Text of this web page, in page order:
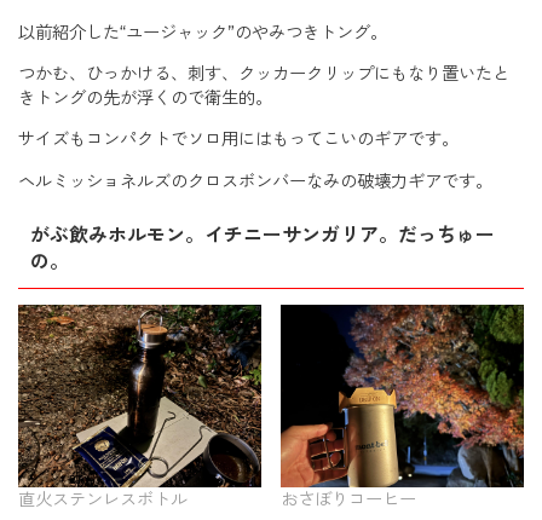
以前紹介した“ユージャック”のやみつきトング。
つかむ、ひっかける、刺す、クッカークリップにもなり置いたと
きトングの先が浮くので衛生的。
サイズもコンパクトでソロ用にはもってこいのギアです。
ヘルミッショネルズのクロスボンバーなみの破壊力ギアです。
がぶ飲みホルモン。イチニーサンガリア。だっちゅー
の。
直火ステンレスボトル おさぼりコーヒー